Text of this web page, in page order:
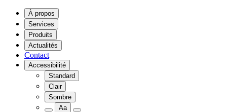
À propos
Services
Produits
Actualités
Contact
Accessibilité
Standard
Clair
Sombre
Aa